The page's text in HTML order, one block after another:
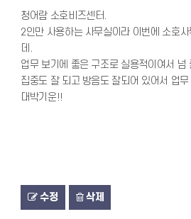
청어람 소호비즈센터.
2인만 사용하는 사무실이라 이번에 소호
데.
업무 보기에 좋은 구조로 실용적이여서 넘
집중도 잘 되고 방음도 잘되어 있어서 업
대박기운!!
수정 삭제